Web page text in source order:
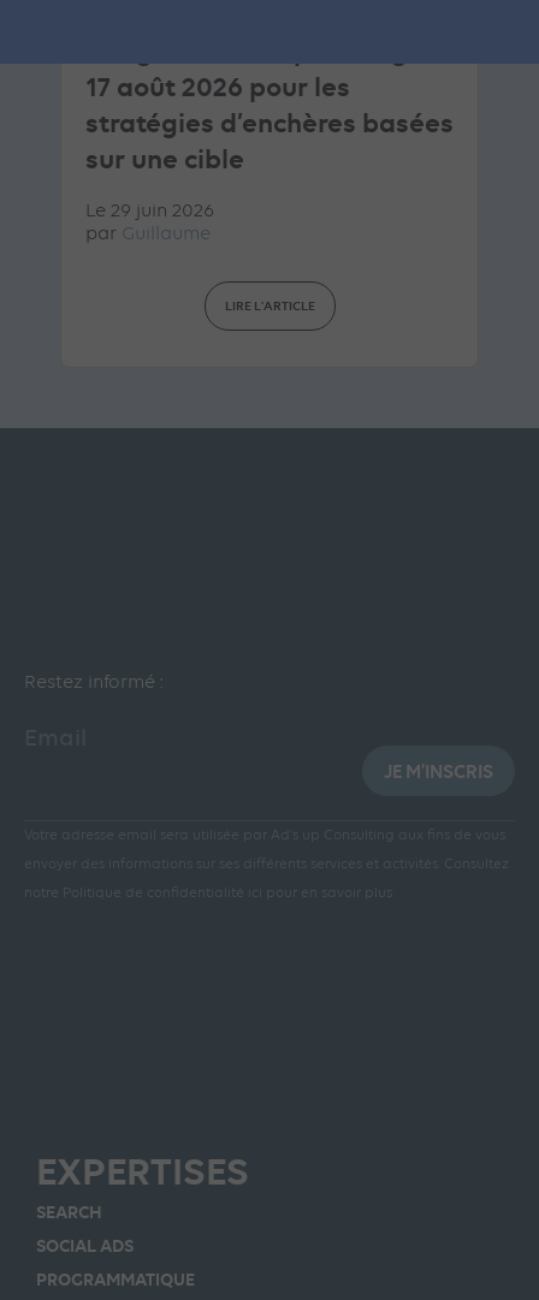
17 août 2026 pour les
stratégies d’enchères basées
sur une cible
Le 29 juin 2026
par Guillaume
LIRE L'ARTICLE
Restez informé :
JE M'INSCRIS
Votre adresse email sera utilisée par Ad’s up Consulting aux fins de vous
envoyer des informations sur ses différents services et activités.
Consultez
notre Politique de confidentialité ici pour en savoir plus
EXPERTISES
SEARCH
SOCIAL ADS
PROGRAMMATIQUE